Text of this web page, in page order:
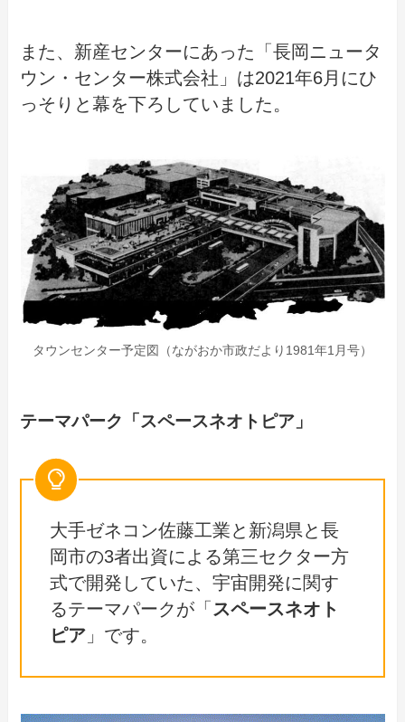
また、新産センターにあった「長岡ニュータ
ウン・センター株式会社」は2021年6月にひ
っそりと幕を下ろしていました。
タウンセンター予定図（ながおか市政だより1981年1月号）
テーマパーク「スペースネオトピア」
大手ゼネコン佐藤工業と新潟県と長
岡市の3者出資による第三セクター方
式で開発していた、宇宙開発に関す
るテーマパークが「スペースネオト
ピア」です。